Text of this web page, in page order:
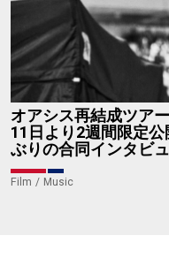
オアシス再結成ツア
11日より2週間限定
ぶりの合同インタビ
Film Music